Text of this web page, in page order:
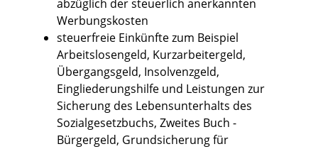
abzüglich der steuerlich anerkannten
Werbungskosten
steuerfreie Einkünfte zum Beispiel
Arbeitslosengeld, Kurzarbeitergeld,
Übergangsgeld, Insolvenzgeld,
Eingliederungshilfe und Leistungen zur
Sicherung des Lebensunterhalts des
Sozialgesetzbuchs, Zweites Buch -
Bürgergeld, Grundsicherung für